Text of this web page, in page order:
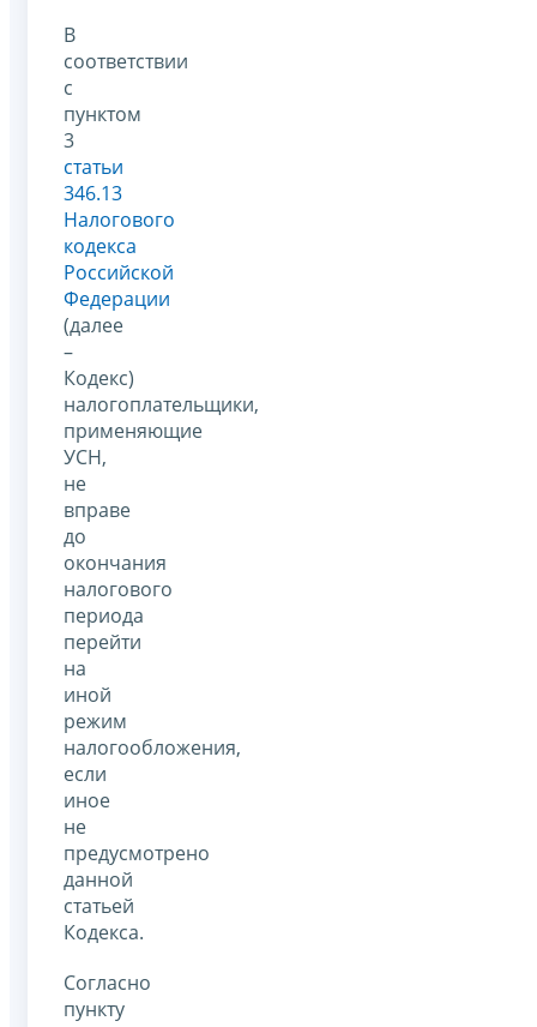
В
соответствии
с
пунктом
3
статьи
346.13
Налогового
кодекса
Российской
Федерации
(далее
–
Кодекс)
налогоплательщики,
применяющие
УСН,
не
вправе
до
окончания
налогового
периода
перейти
на
иной
режим
налогообложения,
если
иное
не
предусмотрено
данной
статьей
Кодекса.
Согласно
пункту